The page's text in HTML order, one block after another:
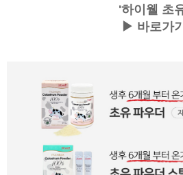
'하이웰 초
▶ 바로가기